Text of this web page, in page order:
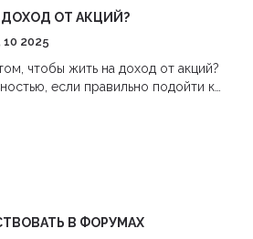
эффективно.
ОТ АКЦИЙ?
10 2025
чтобы жить на доход от акций?
если правильно подойти к
чтобы создать стабильный
вложений.
В ФОРУМАХ